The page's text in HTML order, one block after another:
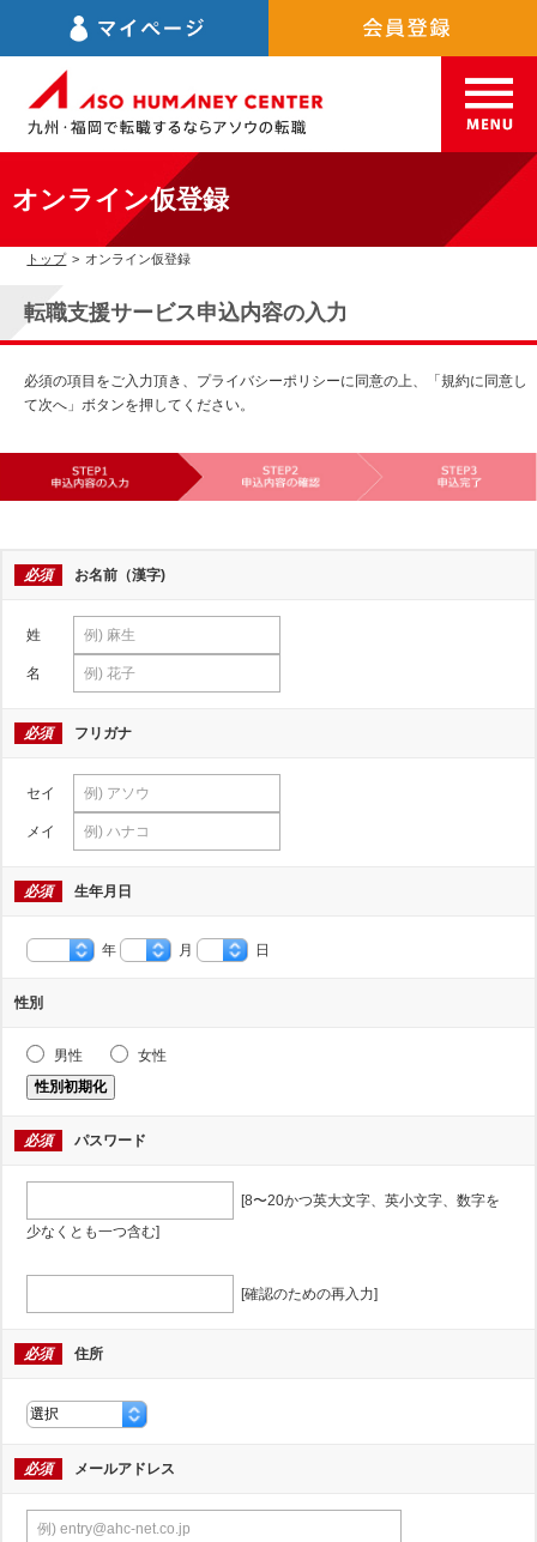
オンライン仮登録
トップ > オンライン仮登録
転職支援サービス申込内容の入力
必須の項目をご入力頂き、プライバシーポリシーに同意の上、「規約に同意し
て次へ」ボタンを押してください。
必須 お名前（漢字)
姓
名
必須 フリガナ
セイ
メイ
必須 生年月日
年 月 日
性別
男性
女性
性別初期化
必須 パスワード
[8〜20かつ英大文字、英小文字、数字を
少なくとも一つ含む]
[確認のための再入力]
必須 住所
必須 メールアドレス